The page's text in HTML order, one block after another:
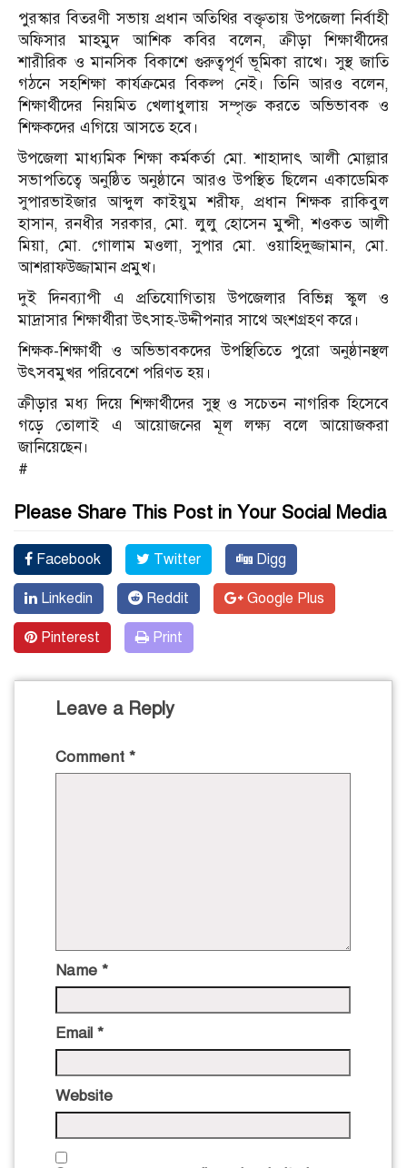
পুরস্কার বিতরণী সভায় প্রধান অতিথির বক্তৃতায় উপজেলা নির্বাহী
অফিসার মাহমুদ আশিক কবির বলেন, ক্রীড়া শিক্ষার্থীদের
শারীরিক ও মানসিক বিকাশে গুরুত্বপূর্ণ ভূমিকা রাখে। সুস্থ জাতি
গঠনে সহশিক্ষা কার্যক্রমের বিকল্প নেই। তিনি আরও বলেন,
শিক্ষার্থীদের নিয়মিত খেলাধুলায় সম্পৃক্ত করতে অভিভাবক ও
শিক্ষকদের এগিয়ে আসতে হবে।
উপজেলা মাধ্যমিক শিক্ষা কর্মকর্তা মো. শাহাদাৎ আলী মোল্লার
সভাপতিত্বে অনুষ্ঠিত অনুষ্ঠানে আরও উপস্থিত ছিলেন একাডেমিক
সুপারভাইজার আব্দুল কাইয়ুম শরীফ, প্রধান শিক্ষক রাকিবুল
হাসান, রনধীর সরকার, মো. লুলু হোসেন মুন্সী, শওকত আলী
মিয়া, মো. গোলাম মওলা, সুপার মো. ওয়াহিদুজ্জামান, মো.
আশরাফউজ্জামান প্রমুখ।
দুই দিনব্যাপী এ প্রতিযোগিতায় উপজেলার বিভিন্ন স্কুল ও
মাদ্রাসার শিক্ষার্থীরা উৎসাহ-উদ্দীপনার সাথে অংশগ্রহণ করে।
শিক্ষক-শিক্ষার্থী ও অভিভাবকদের উপস্থিতিতে পুরো অনুষ্ঠানস্থল
উৎসবমুখর পরিবেশে পরিণত হয়।
ক্রীড়ার মধ্য দিয়ে শিক্ষার্থীদের সুস্থ ও সচেতন নাগরিক হিসেবে
গড়ে তোলাই এ আয়োজনের মূল লক্ষ্য বলে আয়োজকরা
জানিয়েছেন।
#
Please Share This Post in Your Social Media
Facebook Twitter Digg
Linkedin Reddit Google Plus
Pinterest Print
Leave a Reply
Comment *
Name *
Email *
Website